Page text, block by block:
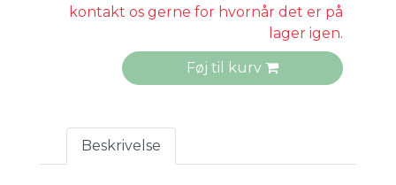
kontakt os gerne for hvornår det er på
lager igen.
Føj til kurv
Beskrivelse